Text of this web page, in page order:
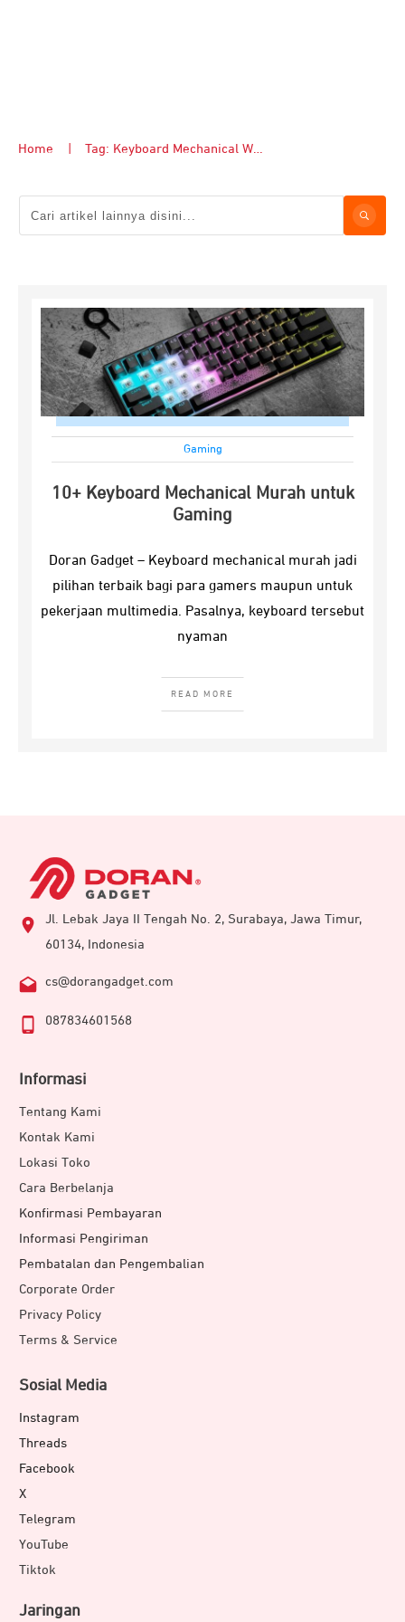
Home Tag: Keyboard Mechanical Wireless
Gaming
10+ Keyboard Mechanical Murah untuk
Gaming
Doran Gadget – Keyboard mechanical murah jadi
pilihan terbaik bagi para gamers maupun untuk
pekerjaan multimedia. Pasalnya, keyboard tersebut
nyaman
READ MORE
Jl. Lebak Jaya II Tengah No. 2, Surabaya, Jawa Timur,
60134, Indonesia
cs@dorangadget.com
087834601568
Informasi
Tentang Kami
Kontak Kami
Lokasi Toko
Cara Berbelanja
Konfirmasi Pembayaran
Informasi Pengiriman
Pembatalan dan Pengembalian
Corporate Order
Privacy Policy
Terms & Service
Sosial Media
Instagram
Threads
Facebook
X
Telegram
YouTube
Tiktok
Jaringan